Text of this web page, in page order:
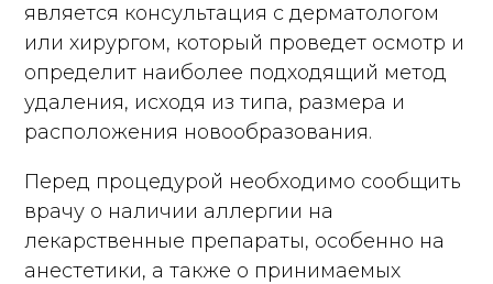
является консультация с дерматологом
или хирургом, который проведет осмотр и
определит наиболее подходящий метод
удаления, исходя из типа, размера и
расположения новообразования.
Перед процедурой необходимо сообщить
врачу о наличии аллергии на
лекарственные препараты, особенно на
анестетики, а также о принимаемых